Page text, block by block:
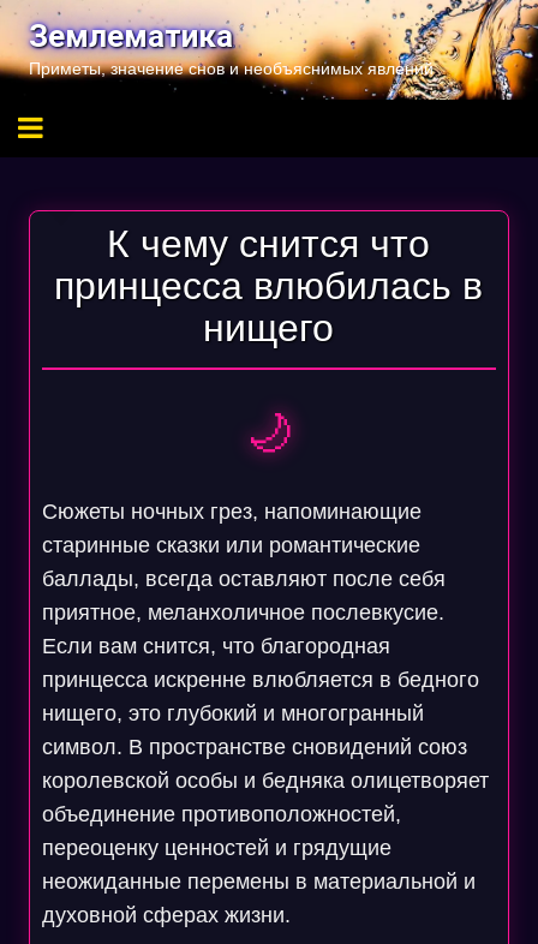
Перейти
содержимому
Землематика
Приметы, значение снов и необъяснимых явлений
К чему снится что
принцесса влюбилась в
нищего
🌙
Сюжеты ночных грез, напоминающие
старинные сказки или романтические
баллады, всегда оставляют после себя
приятное, меланхоличное послевкусие.
Если вам снится, что благородная
принцесса искренне влюбляется в бедного
нищего, это глубокий и многогранный
символ. В пространстве сновидений союз
королевской особы и бедняка олицетворяет
объединение противоположностей,
переоценку ценностей и грядущие
неожиданные перемены в материальной и
духовной сферах жизни.